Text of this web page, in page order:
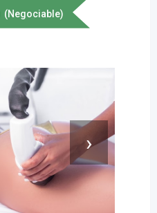
(Negociable)
›